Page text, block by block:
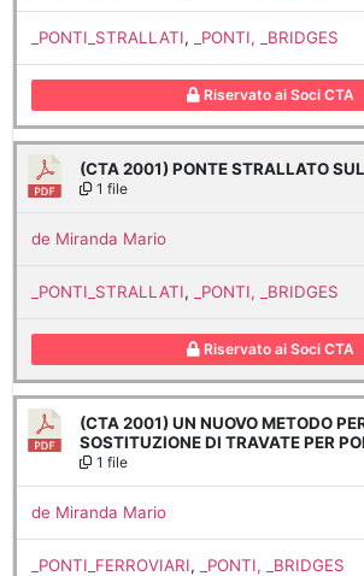
_PONTI_STRALLATI, _PONTI, _BRIDGES
Riservato ai Soci CTA
(CTA 2001) PONTE STRALLATO
1 file
de Miranda Mario
_PONTI_STRALLATI, _PONTI, _BRIDGES
Riservato ai Soci CTA
(CTA 2001) UN NUOVO METODO
SOSTITUZIONE DI TRAVATE PER
1 file
de Miranda Mario
_PONTI_FERROVIARI, _PONTI, _BRIDGES